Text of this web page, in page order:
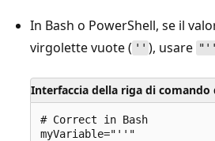
In Bash o PowerShell, se il
virgolette vuote ( '' ), usare
Interfaccia della riga di comando
# Correct in Bash
myVariable="''"